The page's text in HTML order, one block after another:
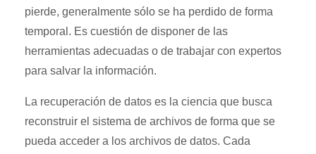
pierde, generalmente sólo se ha perdido de forma
temporal. Es cuestión de disponer de las
herramientas adecuadas o de trabajar con expertos
para salvar la información.
La recuperación de datos es la ciencia que busca
reconstruir el sistema de archivos de forma que se
pueda acceder a los archivos de datos. Cada